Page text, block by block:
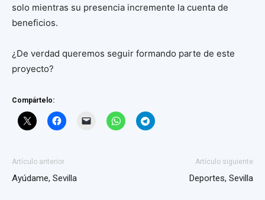
solo mientras su presencia incremente la cuenta de
beneficios.
¿De verdad queremos seguir formando parte de este
proyecto?
Compártelo:
Artículo anterior
Ayúdame, Sevilla
Artículo siguiente
Deportes, Sevilla